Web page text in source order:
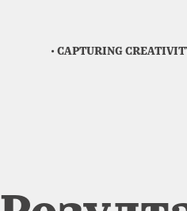
• CAPTURING